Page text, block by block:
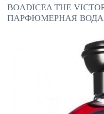
BOADICEA THE
ПАРФЮМЕРНАЯ ВОДА